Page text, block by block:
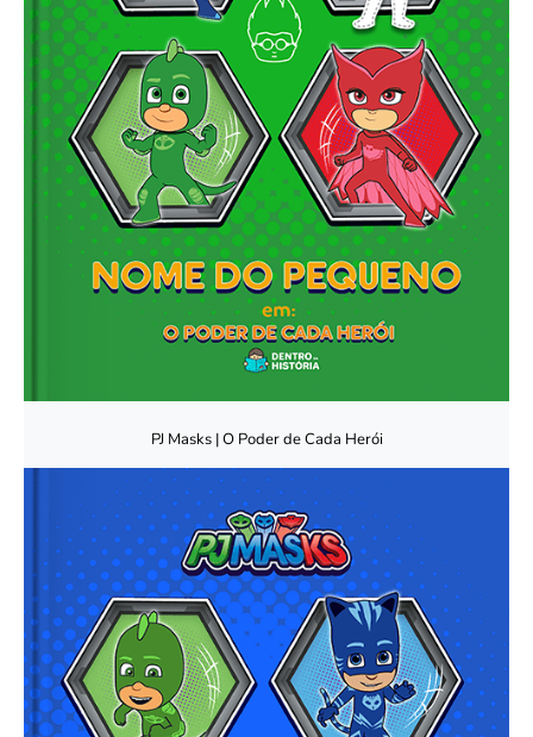
PJ Masks | O Poder de Cada Herói